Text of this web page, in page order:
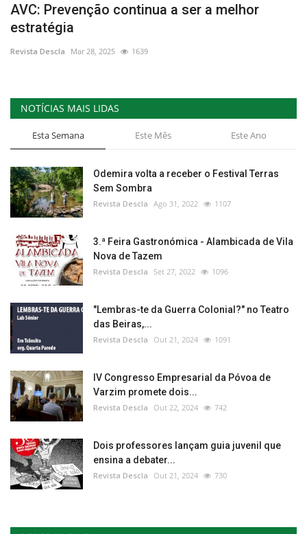
Educação
Estatuto Editorial
Saúde
Ficha técnica
Cultura
Lazer
Ambiente
AVC: Prevenção continua a ser a melhor
estratégia
Revista Descla Mar 28, 2025 1639
NOTÍCIAS MAIS LIDAS
Esta Semana Este Mês Este Ano
Odemira volta a receber o Festival Terras
Sem Sombra
Revista Descla Ago 31, 2022 1107
3.ª Feira Gastronómica - Alambicada de Vila
Nova de Tazem
Revista Descla Set 27, 2022 1096
"Lembras-te da Guerra Colonial?" no Teatro
das Beiras,...
Revista Descla Out 21, 2024 1091
IV Congresso Empresarial da Póvoa de
Varzim promete dois...
Revista Descla Out 22, 2024 742
Dois professores lançam guia juvenil que
ensina a debater...
Revista Descla Out 21, 2024 730